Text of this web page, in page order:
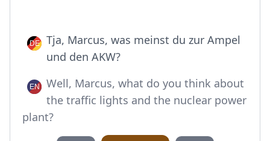
Tja, Marcus, was meinst du zur Ampel
und den AKW?
Well, Marcus, what do you think about
the traffic lights and the nuclear power
plant?